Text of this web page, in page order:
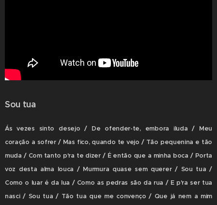
Sou tua
Ás vezes sinto desejo / De ofender-te, embora iluda / Meu
coração a sofrer / Mas fico, quando te vejo / Tão pequenina e tão
muda / Com tanto p'ra te dizer / É então que a minha boca / Porta
voz desta alma louca / Murmura quase sem querer / Sou tua /
Como o luar é da lua / Como as pedras são da rua / E p'ra ser tua
nasci / Sou tua / Tão tua que me convenço / Que já nem a mim